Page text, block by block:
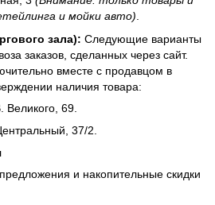
и мойки авто)
зала): Следующие варианты
заказов, сделанных через сайт.
вместе с продавцом в
наличия товара:
Великого, 69.
37/2.
и накопительные скидки